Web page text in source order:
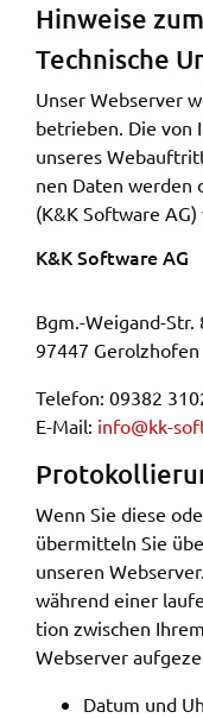
Hinwei­se
Tech­ni­sche
Unser Webser­ver
betrie­ben. Die von
unse­res
nen Daten werden
(K&K Soft­ware
K&K Soft­ware AG
Bgm.-Weigand-Str.
97447 Gerolz­hofen
Tele­fon: 09382
E-Mail: info@​kk-​
Wenn Sie diese
über­mit­teln Sie
unse­ren
während einer
ti­on zwischen
Webser­ver
Datum und